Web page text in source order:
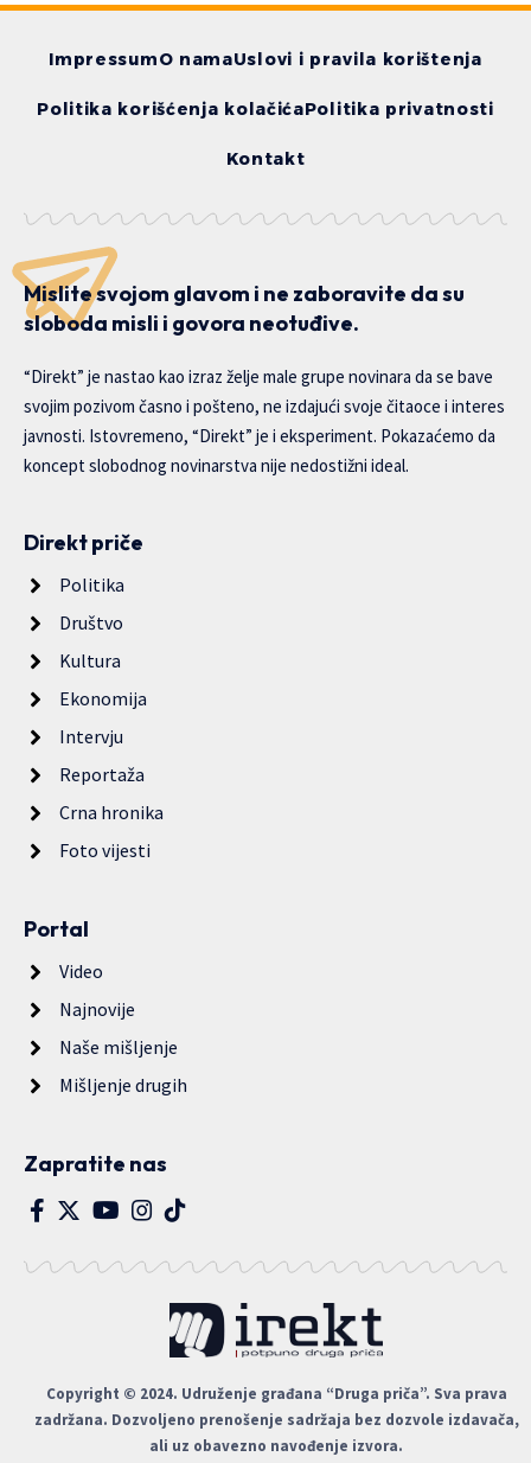
ImpressumO namaUslovi i pravila korištenja
Politika korišćenja kolačićaPolitika privatnosti
Kontakt
Mislite svojom glavom i ne zaboravite da su
sloboda misli i govora neotuđive.
“Direkt” je nastao kao izraz želje male grupe novinara da se bave
svojim pozivom časno i pošteno, ne izdajući svoje čitaoce i interes
javnosti. Istovremeno, “Direkt” je i eksperiment. Pokazaćemo da
koncept slobodnog novinarstva nije nedostižni ideal.
Direkt priče
Politika
Društvo
Kultura
Ekonomija
Intervju
Reportaža
Crna hronika
Foto vijesti
Portal
Video
Najnovije
Naše mišljenje
Mišljenje drugih
Zapratite nas
Copyright © 2024. Udruženje građana “Druga priča”. Sva prava
zadržana. Dozvoljeno prenošenje sadržaja bez dozvole izdavača,
ali uz obavezno navođenje izvora.